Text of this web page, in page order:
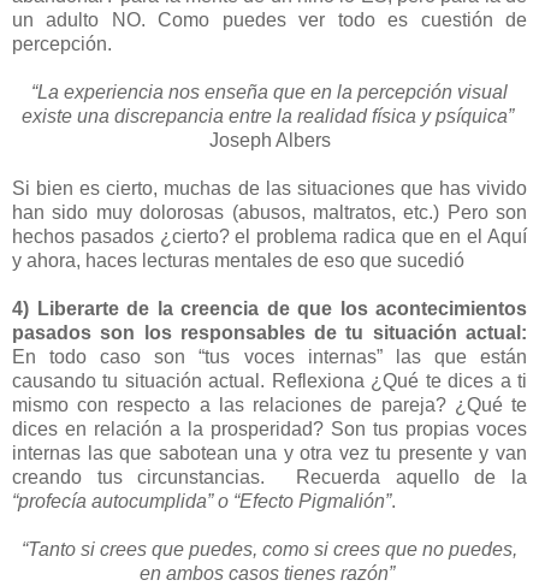
un adulto NO. Como puedes ver todo es cuestión de
percepción.
“La experiencia nos enseña que en la percepción visual
existe una discrepancia entre la realidad física y psíquica”
Joseph Albers
Si bien es cierto, muchas de las situaciones que has vivido
han sido muy dolorosas (abusos, maltratos, etc.) Pero son
hechos pasados ¿cierto? el problema radica que en el Aquí
y ahora, haces lecturas mentales de eso que sucedió
4) Liberarte de la creencia de que los acontecimientos
pasados son los responsables de tu situación actual:
En todo caso son “tus voces internas” las que están
causando tu situación actual. Reflexiona ¿Qué te dices a ti
mismo con respecto a las relaciones de pareja? ¿Qué te
dices en relación a la prosperidad? Son tus propias voces
internas las que sabotean una y otra vez tu presente y van
creando tus circunstancias. Recuerda aquello de la
“profecía autocumplida” o “Efecto Pigmalión”.
“Tanto si crees que puedes, como si crees que no puedes,
en ambos casos tienes razón”